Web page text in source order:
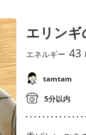
エリンギ
エネルギー 43
tamtam
5分以内